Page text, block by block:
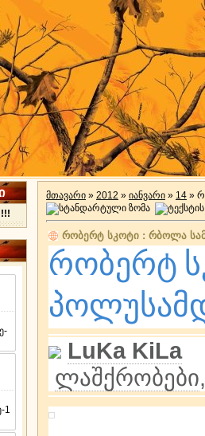
მთავარი » 2012 » იანვარი » 14 »
რობერტ სკოტი : რბოლა
რობერტ
LuKa KiLa
ლაშქრობები,